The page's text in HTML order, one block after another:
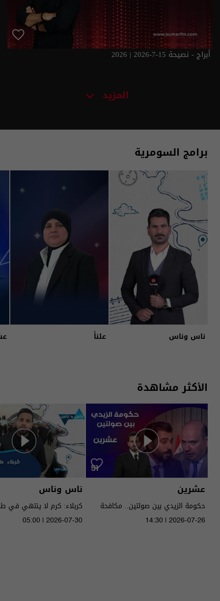
أبراج - نصيحة 15-7-2026 | 2026
المزيد
برامج السومرية
ناس وناس علناً
الأكثر مشاهدة
عشرين
حكومة الزيدي بين صولتين.. مكافحة
14:30 | 2026-07-26
ناس وناس
كربلاء: كرم لا ينتهي في
05:00 | 2026-07-30